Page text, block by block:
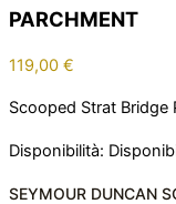
PARCHMENT
119,00 €
Scooped Strat Bridge
Disponibilità:
SEYMOUR DUNCAN